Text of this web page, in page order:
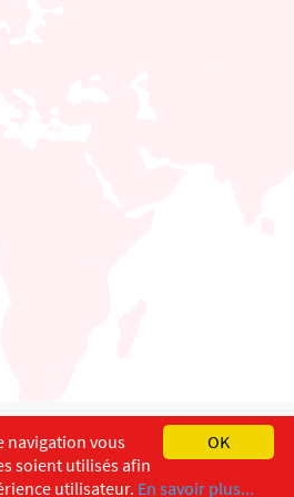
Français
Impressum
OK
navigation vous
soient utilisés afin
utilisateur. En savoir plus...